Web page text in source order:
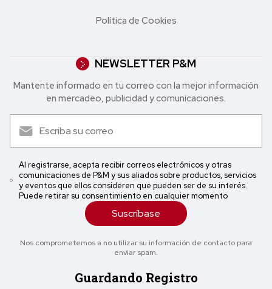
Política de Cookies
NEWSLETTER P&M
Mantente informado en tu correo con la mejor in formación
en mercadeo, publicidad y comunicaciones.
Al registrarse, acepta recibir correos electrónicos y otras
comunicaciones de P&M y sus aliados sobre productos, servicios
y eventos que ellos consideren que pueden ser de su interés.
Puede retirar su consentimiento en cualquier momento
Suscríbase
Nos comprometemos a no utilizar su información de contacto para
enviar spam.
Guardando Registro